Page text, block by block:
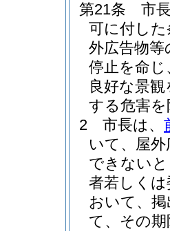
第21条
市
可に付し
外広告物
停止を命
良好な景
する危害
2
市長は、
いて、屋
できない
者若しく
おいて、
て、その